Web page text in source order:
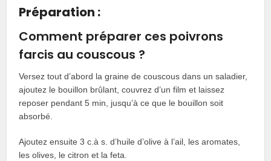
Préparation :
Comment préparer ces poivrons
farcis au couscous ?
Versez tout d’abord la graine de couscous dans un saladier,
ajoutez le bouillon brûlant, couvrez d’un film et laissez
reposer pendant 5 min, jusqu’à ce que le bouillon soit
absorbé.
Ajoutez ensuite 3 c.à s. d’huile d’olive à l’ail, les aromates,
les olives, le citron et la feta.